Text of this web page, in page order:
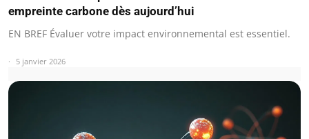
empreinte carbone dès aujourd’hui
EN BREF Évaluer votre impact environnemental est essentiel.
5 janvier 2026